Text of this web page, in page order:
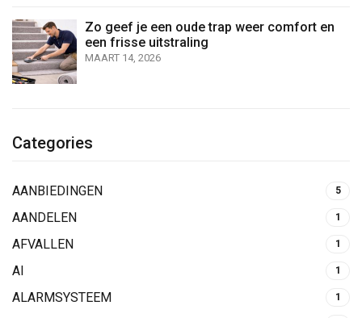
Zo geef je een oude trap weer comfort en
een frisse uitstraling
MAART 14, 2026
Categories
AANBIEDINGEN 5
AANDELEN 1
AFVALLEN 1
AI 1
ALARMSYSTEEM 1